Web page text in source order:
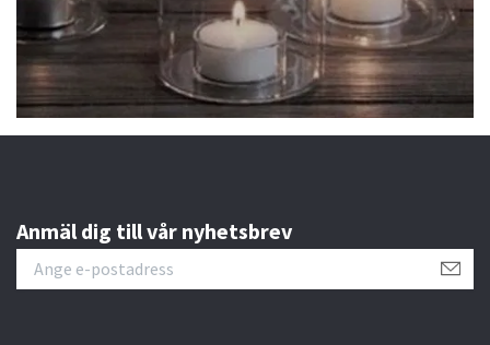
Anmäl dig till vår nyhetsbrev